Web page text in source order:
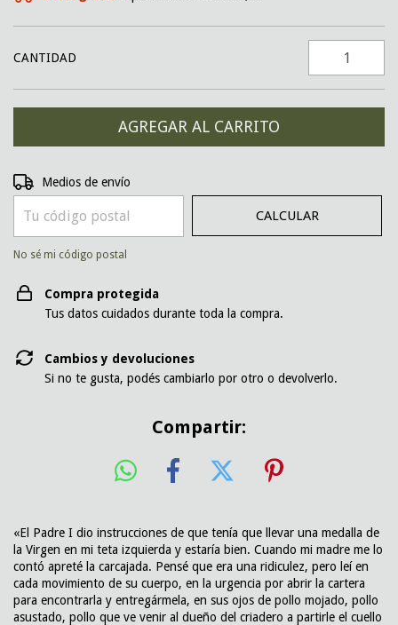
CANTIDAD
Entregas para el CP:
Medios de envío
CALCULAR
No sé mi código postal
Compra protegida
Tus datos cuidados durante toda la compra.
Cambios y devoluciones
Si no te gusta, podés cambiarlo por otro o devolverlo.
Compartir:
«El Padre I dio instrucciones de que tenía que llevar una medalla de
la Virgen en mi teta izquierda y estaría bien. Cuando mi madre me lo
contó apreté la carcajada. Pensé que era una ridiculez, pero leí en
cada movimiento de su cuerpo, en la urgencia por abrir la cartera
para encontrarla y entregármela, en sus ojos de pollo mojado, pollo
asustado, pollo que ve venir al dueño del criadero a partirle el cuello